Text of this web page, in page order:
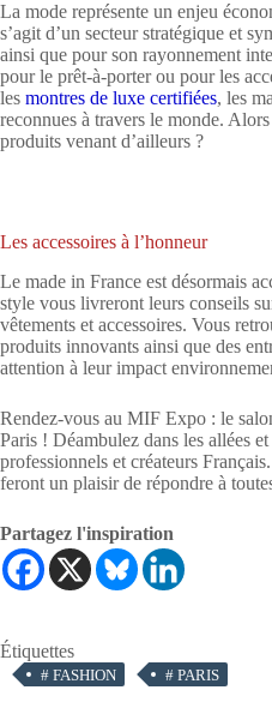
La mode représente un enjeu
s’agit d’un secteur stratégique et
ainsi que pour son rayonnement
pour le prêt-à-porter ou pour les
les montres de luxe certifiées, les
reconnues à travers le monde.
produits venant d’ailleurs ?
Les accessoires à l’honneur
Le made in France est désormais
style vous livreront leurs conseils
vêtements et accessoires. Vous
produits innovants ainsi que des
attention à leur impact
Rendez-vous au MIF Expo : le
Paris ! Déambulez dans les allées
professionnels et créateurs
feront un plaisir de répondre à
Partagez l'inspiration
Étiquettes
# FASHION # PARIS